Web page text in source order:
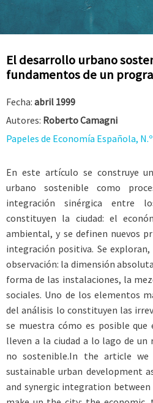
El desarrollo urbano
fundamentos de un
Fecha: abril 1999
Autores: Roberto Camagni
Papeles de Economía Española,
En este artículo se construye
urbano sostenible como
integración sinérgica entre
constituyen la ciudad: el
ambiental, y se definen nuevos
integración positiva. Se
observación: la dimensión
forma de las instalaciones, la
sociales. Uno de los elementos
del análisis lo constituyen las
se muestra cómo es posible que
lleven a la ciudad a lo lago de
no sostenible.In the article
sustainable urban development
and synergic integration